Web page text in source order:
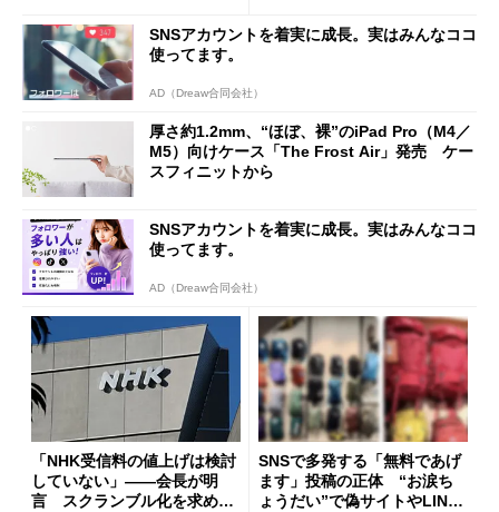
SNSアカウントを着実に成長。実はみんなココ
使ってます。
AD（Dreaw合同会社）
厚さ約1.2mm、“ほぼ、裸”のiPad Pro（M4／
M5）向けケース「The Frost Air」発売 ケー
スフィニットから
SNSアカウントを着実に成長。実はみんなココ
使ってます。
AD（Dreaw合同会社）
「NHK受信料の値上げは検討
していない」――会長が明
言 スクランブル化を求める
SNSで多発する「無料であげ
ます」投稿の正体 “お涙ち
ょうだい”で偽サイトやLINE